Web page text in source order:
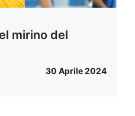
mirino del
30 Aprile 2024